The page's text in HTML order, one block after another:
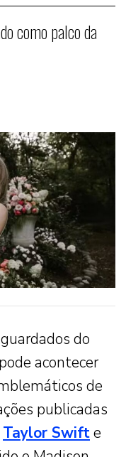
como palco da
do
acontecer
de
publicadas
Taylor Swifte